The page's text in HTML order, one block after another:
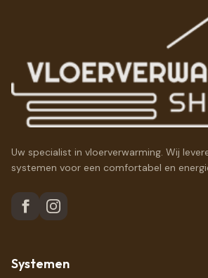
Uw specialist in vloerverwarming. Wij
systemen voor een comfortabel en
Systemen